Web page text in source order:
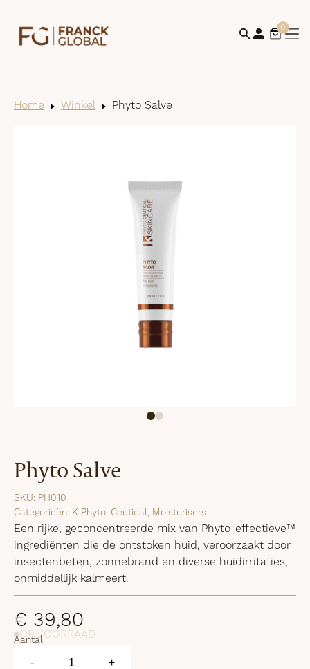
0
Home Winkel Phyto Salve
Phyto Salve
€ 39,80
Een rijke, geconcentreerde mix van Phyto-effectieve™
ingrediënten die de ontstoken huid, veroorzaakt door
insectenbeten, zonnebrand en diverse huidirritaties,
onmiddellijk kalmeert.
OP VOORRAAD
Aantal
-
Salve
+
SKU: PH010
Categorieën: K Phyto-Ceutical, Moisturisers